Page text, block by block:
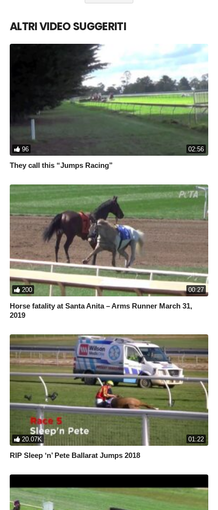
https://bit.ly/2Qu3mOO
PETA’s mission statement is that animals are not ours to
https://www.peta.org/about-peta/
The website the meat industry doesn’t want you to see:
https://how-to-go-vegan.peta.org/
https://spotlight.peta.org/petasaves/
PETA:https://www.peta.org/
FAQs: https://www.peta.org/about-peta/faq/
ALTRI VIDEO SUGGERITI
96 02:56
They call this “Jumps Racing”
200 00:27
Horse fatality at Santa Anita – Arms Runner March 31,
2019
20.07K 01:22
RIP Sleep ‘n’ Pete Ballarat Jumps 2018